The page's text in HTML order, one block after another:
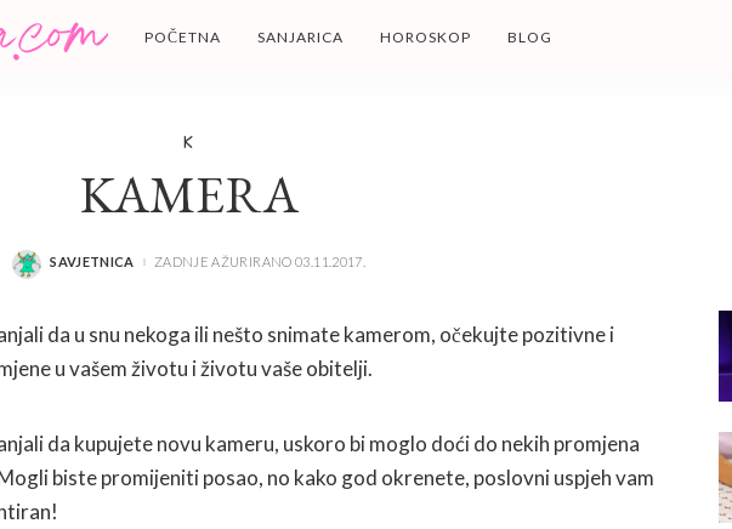
POČETNA SANJARICA HOROSKOP BLOG
K
KAMERA
POSTED
SAVJETNICA ZADNJE AŽURIRANO 03.11.2017.
da u snu nekoga ili nešto snimate kamerom, očekujte pozitivne i
u vašem životu i životu vaše obitelji.
da kupujete novu kameru, uskoro bi moglo doći do nekih promjena
biste promijeniti posao, no kako god okrenete, poslovni uspjeh vam